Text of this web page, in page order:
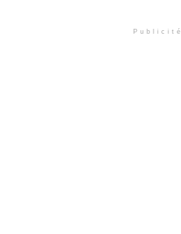
Publicité